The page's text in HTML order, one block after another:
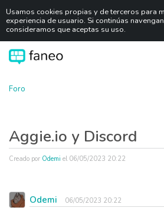
Usamos cookies propias y de terceros para
experiencia de usuario. Si continúas
consideramos que aceptas su uso.
Foro
Aggie.io y Discord
Creado por Odemi el 06/05/2023 20:22
Odemi 06/05/2023 20:22